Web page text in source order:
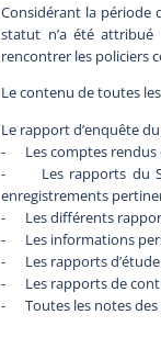
Considérant la période
statut n’a été attribué
rencontrer les policiers
Le contenu de toutes
Le rapport d’enquête
- Les comptes rendus
- Les rapports du
enregistrements
- Les différents
- Les informations
- Les rapports d’étude
- Les rapports de
- Toutes les notes des